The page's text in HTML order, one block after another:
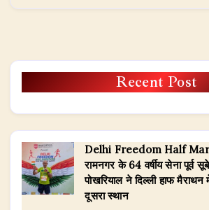
Recent Post
Delhi Freedom Half
रामनगर के 64 वर्षीय सेना पूर्व
पोखरियाल ने दिल्ली हाफ मैराथन
दूसरा स्थान